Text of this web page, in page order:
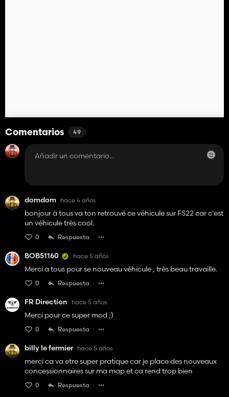
Comentarios 49
domdom hace 4 años
bonjour à tous va ton retrouvé ce véhicule sur FS22 car c'est
un véhicule très cool.
0 Respuesta
BOB51160 hace 5 años
Merci a tous pour se nouveau véhicule , très beau travaille.
0 Respuesta
FR Direction hace 5 años
Merci pour ce super mod ;)
0 Respuesta
billy le fermier hace 5 años
merci ca va etre super pratique car je place des nouveaux
concessionnaires sur ma map et ca rend trop bien
0 Respuesta